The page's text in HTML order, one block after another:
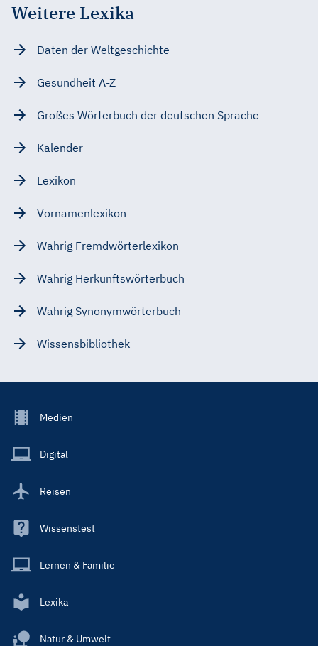
Weitere Lexika
Daten der Weltgeschichte
Gesundheit A-Z
Großes Wörterbuch der deutschen Sprache
Kalender
Lexikon
Vornamenlexikon
Wahrig Fremdwörterlexikon
Wahrig Herkunftswörterbuch
Wahrig Synonymwörterbuch
Wissensbibliothek
Footer
Main
Medien
Digital
Reisen
Wissenstest
Lernen & Familie
Lexika
Natur & Umwelt